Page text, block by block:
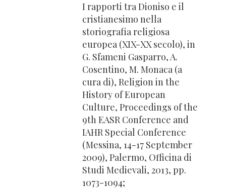
I rapporti tra Dioniso e il
cristianesimo nella
storiografia religiosa
europea (XIX-XX secolo), in
G. Sfameni Gasparro, A.
Cosentino, M. Monaca (a
cura di), Religion in the
History of European
Culture, Proceedings of the
9th EASR Conference and
IAHR Special Conference
(Messina, 14-17 September
2009), Palermo, Officina di
Studi Medievali, 2013, pp.
1073-1094;